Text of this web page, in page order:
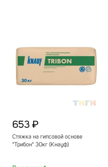
653 ₽
Стяжка на гипсовой основе
"Трибон" 30кг (Кнауф)